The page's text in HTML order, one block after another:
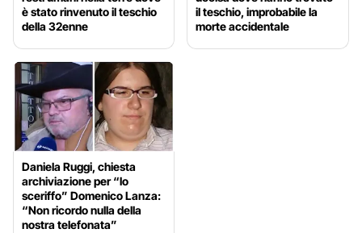
è stato rinvenuto il teschio
della 32enne
il teschio, improbabile la
morte accidentale
Daniela Ruggi, chiesta
archiviazione per “lo
sceriffo” Domenico Lanza:
“Non ricordo nulla della
nostra telefonata”